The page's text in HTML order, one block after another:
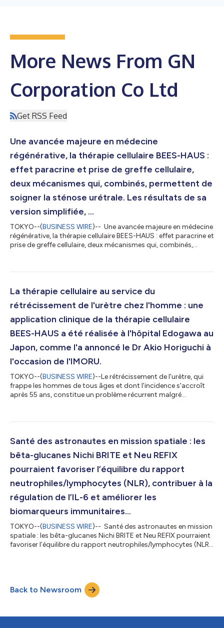
More News From GN
Corporation Co Ltd
Get RSS Feed
Une avancée majeure en médecine
régénérative, la thérapie cellulaire BEES-HAUS :
effet paracrine et prise de greffe cellulaire,
deux mécanismes qui, combinés, permettent de
soigner la sténose urétrale. Les résultats de sa
version simplifiée, ...
TOKYO--(BUSINESS WIRE)-- Une avancée majeure en médecine
régénérative, la thérapie cellulaire BEES-HAUS : effet paracrine et
prise de greffe cellulaire, deux mécanismes qui, combinés,
2026 Une découverte scientifique révolutionnaire, dévoilant le
la thérapie cellulaire BEES-HAUS, a été rapportée par des m...
La thérapie cellulaire au service du
rétrécissement de l'urètre chez l'homme : une
application clinique de la thérapie cellulaire
BEES-HAUS a été réalisée à l'hôpital Edogawa au
Japon, comme l'a annoncé le Dr Akio Horiguchi à
l'occasion de l'IMORU.
TOKYO--(BUSINESS WIRE)--Le rétrécissement de l'urètre, qui
frappe les hommes de tous âges et dont l'incidence s'accroît
après 55 ans, constitue un problème récurrent malgré
(BEES-HAUS ), le Dr Akio Horiguchi a pratiqué avec succès la
Japon, conformément à la loi japonaise sur la médecine
Santé des astronautes en mission spatiale : les
bêta-glucanes Nichi BRITE et Neu REFIX
pourraient favoriser l’équilibre du rapport
neutrophiles/lymphocytes (NLR), contribuer à la
régulation de l’IL-6 et améliorer les
biomarqueurs immunitaires...
TOKYO--(BUSINESS WIRE)-- Santé des astronautes en mission
spatiale : les bêta-glucanes Nichi BRITE et Neu REFIX pourraient
favoriser l’équilibre du rapport neutrophiles/lymphocytes (NLR),
essentiel de la santé des astronautes pendant les missions
spatiales, ainsi que des maladies liées au vieillissement, de l’i...
Back to Newsroom